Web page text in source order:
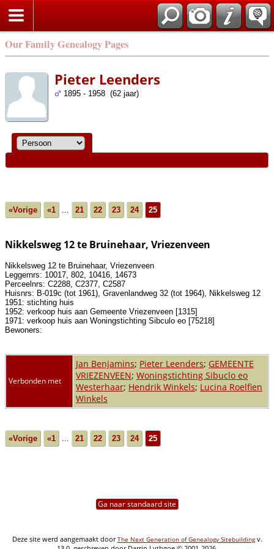
Our Family Genealogy Pages
Pieter Leenders
1895 - 1958 (62 jaar)
«Vorige «1 ... 21 22 23 24 25
Nikkelsweg 12 te Bruinehaar, Vriezenveen
Nikkelsweg 12 te Bruinehaar, Vriezenveen
Leggernrs: 10017, 802, 10416, 14673
Perceelnrs: C2288, C2377, C2587
Huisnrs: B-019c (tot 1961), Gravenlandweg 32 (tot 1964), Nikkelsweg 12
1951: stichting huis
1952: verkoop huis aan Gemeente Vriezenveen [1315]
1971: verkoop huis aan Woningstichting Sibculo eo [75218]
Bewoners:
Verbonden met
Jan Benjamins; Pieter Leenders; GEMEENTE
VRIEZENVEEN; Woningstichting Sibuclo eo
Westerhaar; Hendrik Winkels; Lucina Roelfien
Winkels
«Vorige «1 ... 21 22 23 24 25
Ga naar standaard site
Deze site werd aangemaakt doorThe Next Generation of Genealogy Sitebuildingv.